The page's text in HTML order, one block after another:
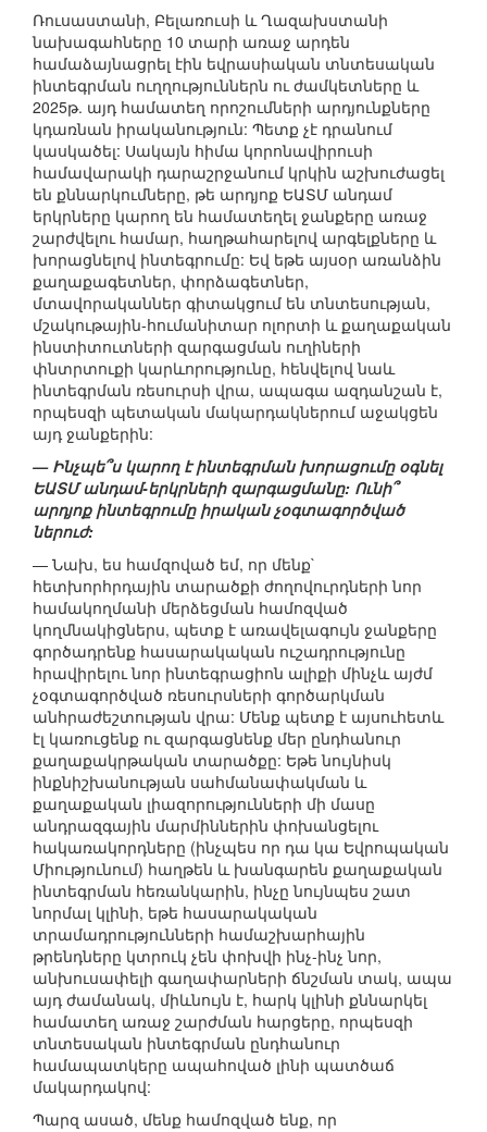
Ռուսաստանի, Բելառուսի և Ղազախստանի
նախագահները 10 տարի առաջ արդեն
համաձայնացրել էին եվրասիական տնտեսական
ինտեգրման ուղղություններն ու ժամկետները և
2025թ. այդ համատեղ որոշումների արդյունքները
կդառնան իրականություն: Պետք չէ դրանում
կասկածել: Սակայն հիմա կորոնավիրուսի
համավարակի դարաշրջանում կրկին աշխուժացել
են քննարկումները, թե արդյոք ԵԱՏՄ անդամ
երկրները կարող են համատեղել ջանքերը առաջ
շարժվելու համար, հաղթահարելով արգելքները և
խորացնելով ինտեգրումը: Եվ եթե այսօր առանձին
քաղաքագետներ, փորձագետներ,
մտավորականներ գիտակցում են տնտեսության,
մշակութային-հումանիտար ոլորտի և քաղաքական
ինստիտուտների զարգացման ուղիների
փնտրտուքի կարևորությունը, հենվելով նաև
ինտեգրման ռեսուրսի վրա, ապագա ազդանշան է,
որպեսզի պետական մակարդակներում աջակցեն
այդ ջանքերին:
— Ինչպե՞ս կարող է ինտեգրման խորացումը օգնել
ԵԱՏՄ անդամ-երկրների զարգացմանը: Ունի՞
արդյոք ինտեգրումը իրական չօգտագործված
ներուժ:
— Նախ, ես համզոված եմ, որ մենք`
հետխորհրդային տարածքի ժողովուրդների նոր
համակողմանի մերձեցման համոզված
կողմնակիցներս, պետք է առավելագույն ջանքերը
գործադրենք հասարակական ուշադրությունը
հրավիրելու նոր ինտեգրացիոն ալիքի մինչև այժմ
չօգտագործված ռեսուրսների գործարկման
անհրաժեշտության վրա: Մենք պետք է այսուհետև
էլ կառուցենք ու զարգացնենք մեր ընդհանուր
քաղաքակրթական տարածքը: Եթե նույնիսկ
ինքնիշխանության սահմանափակման և
քաղաքական լիազորությունների մի մասը
անդրազգային մարմիններին փոխանցելու
հակառակորդները (ինչպես որ դա կա Եվրոպական
Միությունում) հաղթեն և խանգարեն քաղաքական
ինտեգրման հեռանկարին, ինչը նույնպես շատ
նորմալ կլինի, եթե հասարակական
տրամադրությունների համաշխարհային
թրենդները կտրուկ չեն փոխվի ինչ-ինչ նոր,
անխուսափելի գաղափարների ճնշման տակ, ապա
այդ ժամանակ, միևնույն է, հարկ կլինի քննարկել
համատեղ առաջ շարժման հարցերը, որպեսզի
տնտեսական ինտեգրման ընդհանուր
համապատկերը ապահոված լինի պատծաճ
մակարդակով:
Պարզ ասած, մենք համոզված ենք, որ